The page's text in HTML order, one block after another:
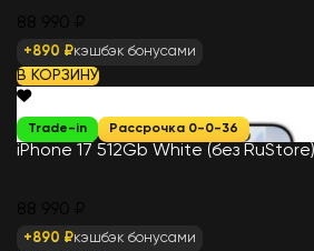
+890 ₽кэшбэк бонусами
В КОРЗИНУ
Trade-in Рассрочка 0-0-36
iPhone 17 512Gb White (без
+890 ₽кэшбэк бонусами